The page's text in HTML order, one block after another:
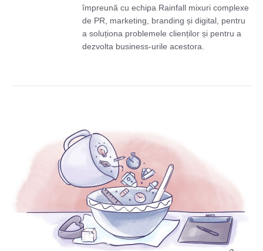
împreună cu echipa Rainfall mixuri complexe
de PR, marketing, branding și digital, pentru
a soluționa problemele clienților și pentru a
dezvolta business-urile acestora.